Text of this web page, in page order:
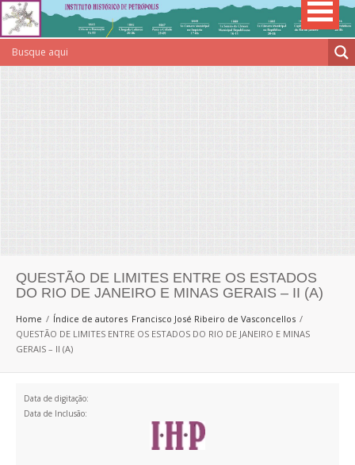
QUESTÃO DE LIMITES ENTRE OS ESTADOS
DO RIO DE JANEIRO E MINAS GERAIS – II (A)
Home Índice de autores Francisco José Ribeiro de Vasconcellos
QUESTÃO DE LIMITES ENTRE OS ESTADOS DO RIO DE JANEIRO E MINAS
GERAIS – II (A)
Data de digitação:
Data de Inclusão: